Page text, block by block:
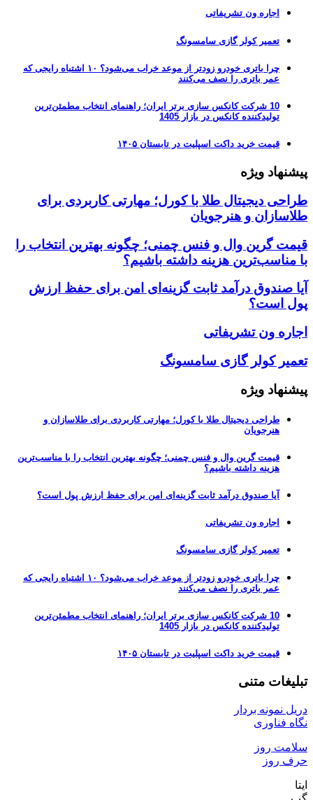
اجاره ون تشریفاتی
تعمیر کولر گازی سامسونگ
چرا باتری خودرو زودتر از موعد خراب می‌شود؟ ۱۰ اشتباه رایجی که
عمر باتری را نصف می‌کنند
10 شرکت کانکس سازی برتر ایران؛ راهنمای انتخاب مطمئن‌ترین
تولیدکننده کانکس در بازار 1405
قیمت خرید داکت اسپلیت در تابستان ۱۴۰۵
پیشنهاد ویژه
طراحی دیجیتال طلا با کورل؛ مهارتی کاربردی برای
طلاسازان و هنرجویان
قیمت گرین وال و فنس چمنی؛ چگونه بهترین انتخاب را
با مناسب‌ترین هزینه داشته باشیم؟
آیا صندوق درآمد ثابت گزینه‌ای امن برای حفظ ارزش
پول است؟
اجاره ون تشریفاتی
تعمیر کولر گازی سامسونگ
پیشنهاد ویژه
طراحی دیجیتال طلا با کورل؛ مهارتی کاربردی برای طلاسازان و
هنرجویان
قیمت گرین وال و فنس چمنی؛ چگونه بهترین انتخاب را با مناسب‌ترین
هزینه داشته باشیم؟
آیا صندوق درآمد ثابت گزینه‌ای امن برای حفظ ارزش پول است؟
اجاره ون تشریفاتی
تعمیر کولر گازی سامسونگ
چرا باتری خودرو زودتر از موعد خراب می‌شود؟ ۱۰ اشتباه رایجی که
عمر باتری را نصف می‌کنند
10 شرکت کانکس سازی برتر ایران؛ راهنمای انتخاب مطمئن‌ترین
تولیدکننده کانکس در بازار 1405
قیمت خرید داکت اسپلیت در تابستان ۱۴۰۵
تبلیغات متنی
دریل نمونه بردار
نگاه فناوری
سلامت روز
حرف روز
ایتا